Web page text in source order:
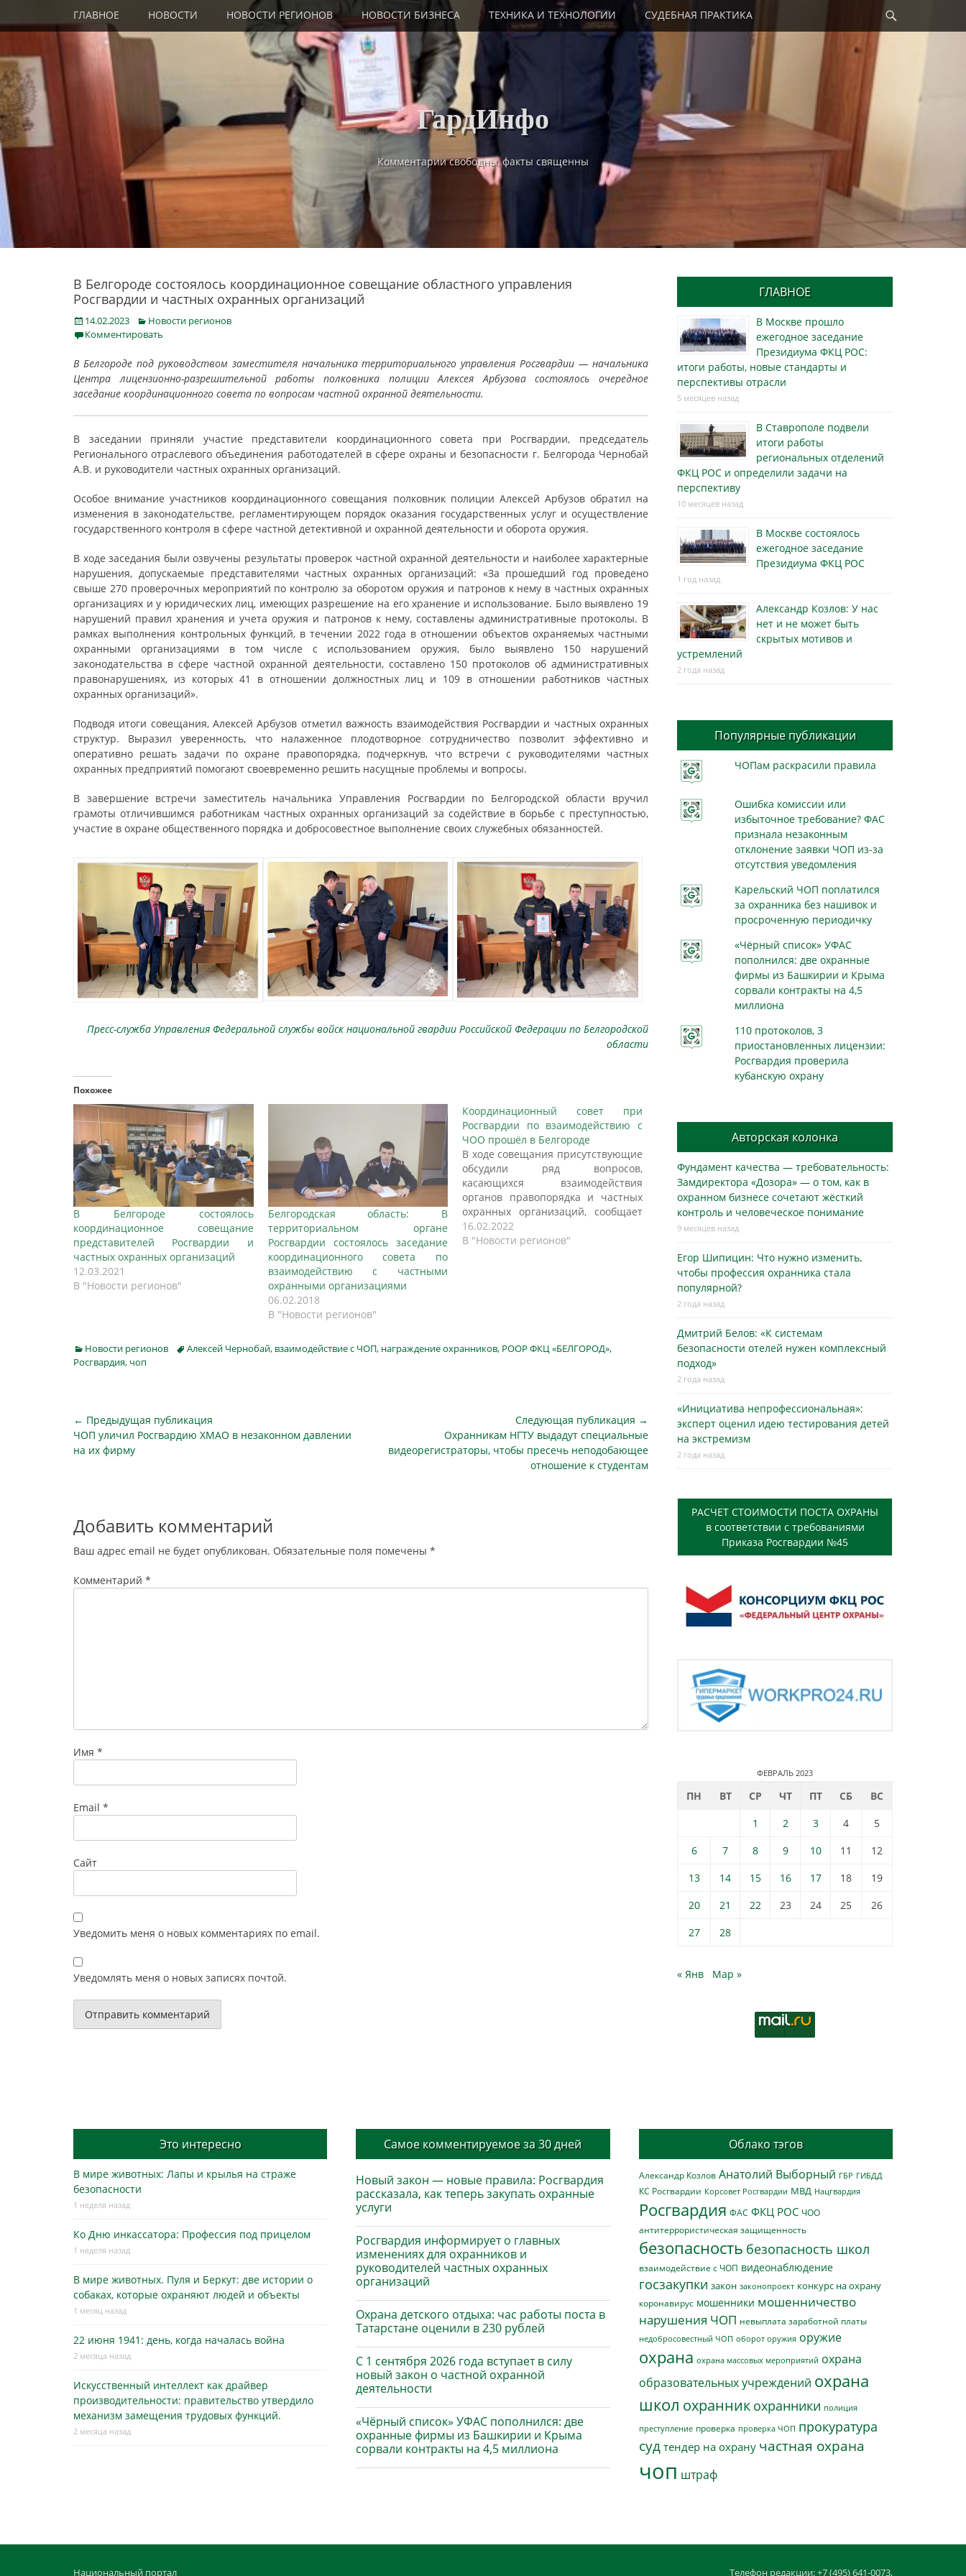
to
content
Primary Menu
ГЛАВНОЕ НОВОСТИ НОВОСТИ РЕГИОНОВ НОВОСТИ БИЗНЕСА ТЕХНИКА И ТЕХНОЛОГИИ СУДЕБНАЯ ПРАКТИКА
ГардИнфо
Комментарии свободны, факты священны
В Белгороде состоялось координационное совещание областного управления
Росгвардии и частных охранных организаций
Posted
on
14.02.2023 Categories
Новости регионов
Комментировать
В Белгороде под руководством заместителя начальника территориального управления Росгвардии — начальника
Центра лицензионно-разрешительной работы полковника полиции Алексея Арбузова состоялось очередное
заседание координационного совета по вопросам частной охранной деятельности.
В заседании приняли участие представители координационного совета при Росгвардии, председатель
Регионального отраслевого объединения работодателей в сфере охраны и безопасности г. Белгорода Чернобай
А.В. и руководители частных охранных организаций.
Особое внимание участников координационного совещания полковник полиции Алексей Арбузов обратил на
изменения в законодательстве, регламентирующем порядок оказания государственных услуг и осуществление
государственного контроля в сфере частной детективной и охранной деятельности и оборота оружия.
В ходе заседания были озвучены результаты проверок частной охранной деятельности и наиболее характерные
нарушения, допускаемые представителями частных охранных организаций: «За прошедший год проведено
свыше 270 проверочных мероприятий по контролю за оборотом оружия и патронов к нему в частных охранных
организациях и у юридических лиц, имеющих разрешение на его хранение и использование. Было выявлено 19
нарушений правил хранения и учета оружия и патронов к нему, составлены административные протоколы. В
рамках выполнения контрольных функций, в течении 2022 года в отношении объектов охраняемых частными
охранными организациями в том числе с использованием оружия, было выявлено 150 нарушений
законодательства в сфере частной охранной деятельности, составлено 150 протоколов об административных
правонарушениях, из которых 41 в отношении должностных лиц и 109 в отношении работников частных
охранных организаций».
Подводя итоги совещания, Алексей Арбузов отметил важность взаимодействия Росгвардии и частных охранных
структур. Выразил уверенность, что налаженное плодотворное сотрудничество позволит эффективно и
оперативно решать задачи по охране правопорядка, подчеркнув, что встречи с руководителями частных
охранных предприятий помогают своевременно решить насущные проблемы и вопросы.
В завершение встречи заместитель начальника Управления Росгвардии по Белгородской области вручил
грамоты отличившимся работникам частных охранных организаций за содействие в борьбе с преступностью,
участие в охране общественного порядка и добросовестное выполнение своих служебных обязанностей.
Пресс-служба Управления Федеральной службы войск национальной гвардии Российской Федерации по Белгородской
области
Похожее
В Белгороде состоялось
координационное совещание
представителей Росгвардии и
частных охранных организаций
12.03.2021
В "Новости регионов"
Белгородская область: В
территориальном органе
Росгвардии состоялось заседание
координационного совета по
взаимодействию с частными
охранными организациями
06.02.2018
В "Новости регионов"
Координационный совет при
Росгвардии по взаимодействию с
ЧОО прошёл в Белгороде
В ходе совещания присутствующие
обсудили ряд вопросов,
касающихся взаимодействия
органов правопорядка и частных
охранных организаций, сообщает
ЗНАМЯ31. Расширенное совещание
по вопросам взаимодействия с
работы полковника полиции
16.02.2022
В "Новости регионов"
Categories
Новости регионов TagsАлексей Чернобай, взаимодействие с ЧОП, награждение охранников, РООР ФКЦ «БЕЛГОРОД»,
Росгвардия, чоп
Навигация
по
← Предыдущая публикация
Предыдущая
публикация
ЧОП уличил Росгвардию ХМАО в незаконном давлении
на их фирму
Следующая публикация →
публикация
Охранникам НГТУ выдадут специальные
видеорегистраторы, чтобы пресечь неподобающее
отношение к студентам
Добавить комментарий
Ваш адрес email не будет опубликован. Обязательные поля помечены *
Комментарий *
Имя *
Email *
Сайт
Уведомить меня о новых комментариях по email.
Уведомлять меня о новых записях почтой.
ГЛАВНОЕ
В Москве прошло
ежегодное заседание
Президиума ФКЦ РОС:
итоги работы, новые стандарты и
перспективы отрасли
5 месяцев назад
В Ставрополе подвели
итоги работы
региональных отделений
ФКЦ РОС и определили задачи на
перспективу
10 месяцев назад
В Москве состоялось
ежегодное заседание
Президиума ФКЦ РОС
1 год назад
Александр Козлов: У нас
нет и не может быть
скрытых мотивов и
устремлений
2 года назад
Популярные публикации
ЧОПам раскрасили правила
Ошибка комиссии или
избыточное требование? ФАС
признала незаконным
отклонение заявки ЧОП из-за
отсутствия уведомления
Карельский ЧОП поплатился
за охранника без нашивок и
просроченную периодичку
«Чёрный список» УФАС
пополнился: две охранные
фирмы из Башкирии и Крыма
сорвали контракты на 4,5
миллиона
110 протоколов, 3
приостановленных лицензии:
Росгвардия проверила
кубанскую охрану
Авторская колонка
Фундамент качества — требовательность:
Замдиректора «Дозора» — о том, как в
охранном бизнесe сочетают жёсткий
контроль и человеческое понимание
9 месяцев назад
Егор Шипицин: Что нужно изменить,
чтобы профессия охранника стала
популярной?
2 года назад
Дмитрий Белов: «К системам
безопасности отелей нужен комплексный
подход»
2 года назад
«Инициатива непрофессиональная»:
эксперт оценил идею тестирования детей
на экстремизм
2 года назад
РАСЧЕТ СТОИМОСТИ ПОСТА ОХРАНЫ
в соответствии с требованиями
Приказа Росгвардии №45
ФЕВРАЛЬ 2023
ПН ВТ СР ЧТ ПТ СБ
ВС
1
2 3 4
5
6
7 8 9 10 11
12
13
14 15 16 17 18
19
20
21 22 23 24 25
26
27
28
« Янв Мар »
Это интересно
В мире животных: Лапы и крылья на страже
безопасности
1 неделя назад
Ко Дню инкассатора: Профессия под прицелом
1 неделя назад
В мире животных. Пуля и Беркут: две истории о
собаках, которые охраняют людей и объекты
1 месяц назад
22 июня 1941: день, когда началась война
2 месяца назад
Искусственный интеллект как драйвер
производительности: правительство утвердило
механизм замещения трудовых функций.
2 месяца назад
Самое комментируемое за 30 дней
Новый закон — новые правила: Росгвардия
рассказала, как теперь закупать охранные
услуги
Росгвардия информирует о главных
изменениях для охранников и
руководителей частных охранных
организаций
Охрана детского отдыха: час работы поста в
Татарстане оценили в 230 рублей
С 1 сентября 2026 года вступает в силу
новый закон о частной охранной
деятельности
«Чёрный список» УФАС пополнился: две
охранные фирмы из Башкирии и Крыма
сорвали контракты на 4,5 миллиона
Облако тэгов
Александр Козлов Анатолий Выборный ГБР ГИБДД
КС Росгвардии Корсовет Росгвардии МВД Нацгвардия
Росгвардия ФАС ФКЦ РОС ЧОО
антитеррористическая защищенность
безопасность безопасность школ
взаимодействие с ЧОП видеонаблюдение
госзакупки закон законопроект конкурс на охрану
коронавирус мошенники мошенничество
нарушения ЧОП невыплата заработной платы
недобросовестный ЧОП оборот оружия оружие
охрана охрана массовых мероприятий охрана
образовательных учреждений охрана
школ охранник охранники полиция
преступление проверка проверка ЧОП прокуратура
суд тендер на охрану частная охрана
чоп штраф
Национальный портал Телефон редакции: +7 (495) 641-0073,